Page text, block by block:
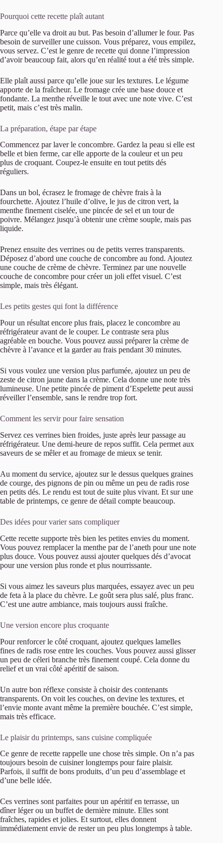
Pourquoi cette recette plaît autant
Parce qu’elle va droit au but. Pas besoin d’allumer le four. Pas
besoin de surveiller une cuisson. Vous préparez, vous empilez,
vous servez. C’est le genre de recette qui donne l’impression
d’avoir beaucoup fait, alors qu’en réalité tout a été très simple.
Elle plaît aussi parce qu’elle joue sur les textures. Le légume
apporte de la fraîcheur. Le fromage crée une base douce et
fondante. La menthe réveille le tout avec une note vive. C’est
petit, mais c’est très malin.
La préparation, étape par étape
Commencez par laver le concombre. Gardez la peau si elle est
belle et bien ferme, car elle apporte de la couleur et un peu
plus de croquant. Coupez-le ensuite en tout petits dés
réguliers.
Dans un bol, écrasez le fromage de chèvre frais à la
fourchette. Ajoutez l’huile d’olive, le jus de citron vert, la
menthe finement ciselée, une pincée de sel et un tour de
poivre. Mélangez jusqu’à obtenir une crème souple, mais pas
liquide.
Prenez ensuite des verrines ou de petits verres transparents.
Déposez d’abord une couche de concombre au fond. Ajoutez
une couche de crème de chèvre. Terminez par une nouvelle
couche de concombre pour créer un joli effet visuel. C’est
simple, mais très élégant.
Les petits gestes qui font la différence
Pour un résultat encore plus frais, placez le concombre au
réfrigérateur avant de le couper. Le contraste sera plus
agréable en bouche. Vous pouvez aussi préparer la crème de
chèvre à l’avance et la garder au frais pendant 30 minutes.
Si vous voulez une version plus parfumée, ajoutez un peu de
zeste de citron jaune dans la crème. Cela donne une note très
lumineuse. Une petite pincée de piment d’Espelette peut aussi
réveiller l’ensemble, sans le rendre trop fort.
Comment les servir pour faire sensation
Servez ces verrines bien froides, juste après leur passage au
réfrigérateur. Une demi-heure de repos suffit. Cela permet aux
saveurs de se mêler et au fromage de mieux se tenir.
Au moment du service, ajoutez sur le dessus quelques graines
de courge, des pignons de pin ou même un peu de radis rose
en petits dés. Le rendu est tout de suite plus vivant. Et sur une
table de printemps, ce genre de détail compte beaucoup.
Des idées pour varier sans compliquer
Cette recette supporte très bien les petites envies du moment.
Vous pouvez remplacer la menthe par de l’aneth pour une note
plus douce. Vous pouvez aussi ajouter quelques dés d’avocat
pour une version plus ronde et plus nourrissante.
Si vous aimez les saveurs plus marquées, essayez avec un peu
de feta à la place du chèvre. Le goût sera plus salé, plus franc.
C’est une autre ambiance, mais toujours aussi fraîche.
Une version encore plus croquante
Pour renforcer le côté croquant, ajoutez quelques lamelles
fines de radis rose entre les couches. Vous pouvez aussi glisser
un peu de céleri branche très finement coupé. Cela donne du
relief et un vrai côté apéritif de saison.
Un autre bon réflexe consiste à choisir des contenants
transparents. On voit les couches, on devine les textures, et
l’envie monte avant même la première bouchée. C’est simple,
mais très efficace.
Le plaisir du printemps, sans cuisine compliquée
Ce genre de recette rappelle une chose très simple. On n’a pas
toujours besoin de cuisiner longtemps pour faire plaisir.
Parfois, il suffit de bons produits, d’un peu d’assemblage et
d’une belle idée.
Ces verrines sont parfaites pour un apéritif en terrasse, un
dîner léger ou un buffet de dernière minute. Elles sont
fraîches, rapides et jolies. Et surtout, elles donnent
immédiatement envie de rester un peu plus longtemps à table.